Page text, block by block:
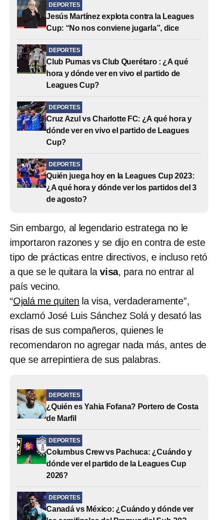
DEPORTES
Jesús Martínez explota contra la Leagues
Cup: “No nos conviene jugarla”, dice
DEPORTES
Club Pumas vs Club Querétaro : ¿A qué
hora y dónde ver en vivo el partido de
Leagues Cup?
DEPORTES
Cruz Azul vs Charlotte FC: ¿A qué hora y
dónde ver en vivo el partido de Leagues
Cup?
DEPORTES
Quién juega hoy en la Leagues Cup 2023:
¿A qué hora y dónde ver los partidos del 3
de agosto?
Sin embargo, al legendario estratega no le
importaron razones y se dijo en contra de este
tipo de prácticas entre directivos, e incluso retó
a que se le quitara lavisa, para no entrar al
país vecino.
“Ojalá me quiten la visa, verdaderamente”,
exclamó José Luis Sánchez Solá y desató las
risas de sus compañeros, quienes le
recomendaron no agregar nada más, antes de
que se arrepintiera de sus palabras.
DEPORTES
¿Quién es Yahia Fofana? Portero de Costa
de Marfil
DEPORTES
Columbus Crew vs Pachuca: ¿Cuándo y
dónde ver el partido de la Leagues Cup
2026?
DEPORTES
Canadá vs México: ¿Cuándo y dónde ver